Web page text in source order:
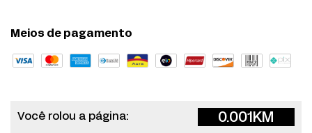
Meios de pagamento
Você rolou a página: 0.001 KM